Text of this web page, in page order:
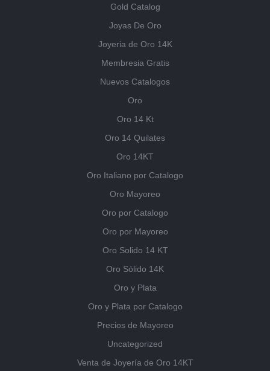
Gold Catalog
Joyas De Oro
Joyeria de Oro 14K
Membresia Gratis
Nuevos Catalogos
Oro
Oro 14 Kt
Oro 14 Quilates
Oro 14KT
Oro Italiano por Catalogo
Oro Mayoreo
Oro por Catalogo
Oro por Mayoreo
Oro Solido 14 KT
Oro Sólido 14K
Oro y Plata
Oro y Plata por Catalogo
Precios de Mayoreo
Uncategorized
Venta de Joyería de Oro 14KT